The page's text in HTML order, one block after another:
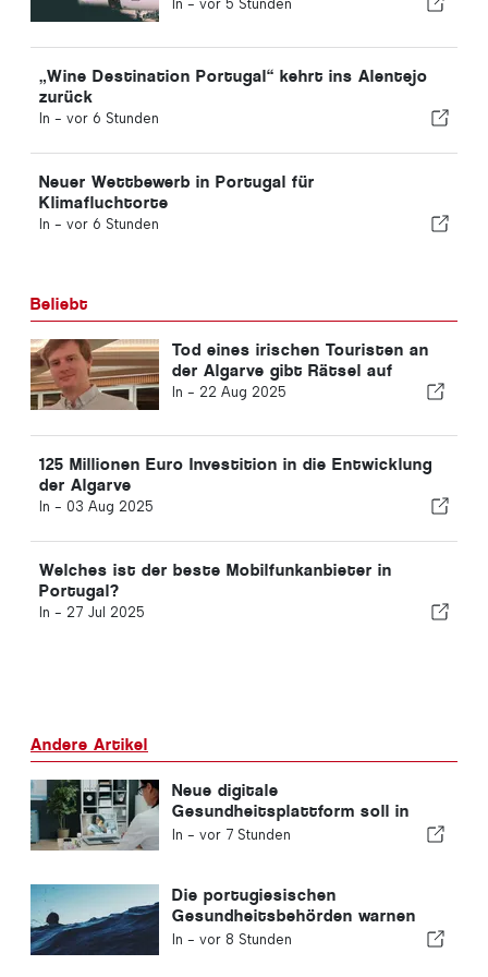
In - vor 5 Stunden
„Wine Destination Portugal“ kehrt ins Alentejo
zurück
In - vor 6 Stunden
Neuer Wettbewerb in Portugal für
Klimafluchtorte
In - vor 6 Stunden
Beliebt
Tod eines irischen Touristen an
der Algarve gibt Rätsel auf
In - 22 Aug 2025
125 Millionen Euro Investition in die Entwicklung
der Algarve
In - 03 Aug 2025
Welches ist der beste Mobilfunkanbieter in
Portugal?
In - 27 Jul 2025
Andere Artikel
Neue digitale
Gesundheitsplattform soll in
Portugal eingeführt werden
In - vor 7 Stunden
Die portugiesischen
Gesundheitsbehörden warnen
vor den Gefahren des Ertrinkens
In - vor 8 Stunden